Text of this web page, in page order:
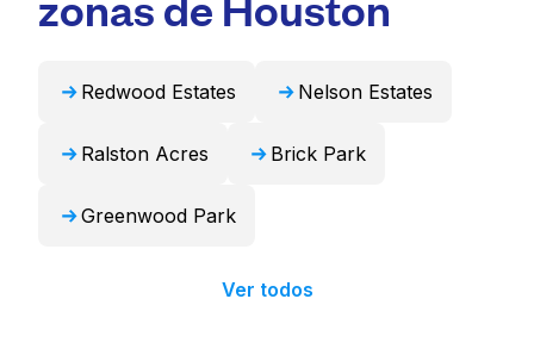
profesional y devolverlos listos para usar en
Redwood Estates Nelson Estates
Ralston Acres Brick Park
Greenwood Park
Ver todos